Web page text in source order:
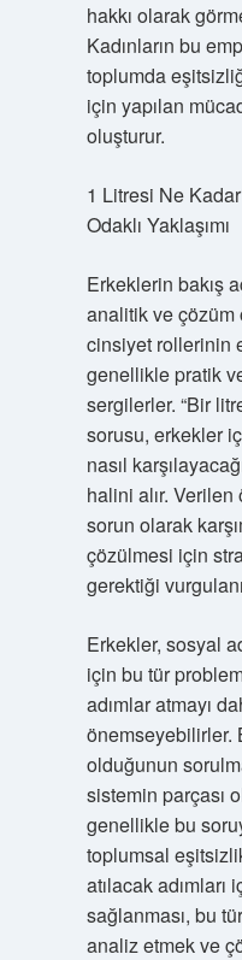
hakkı olarak
Kadınların bu
toplumda
için yapılan
oluşturur.
1 Litresi Ne
Odaklı Yaklaşımı
Erkeklerin bakış
analitik ve çözüm
cinsiyet rollerinin
genellikle pratik
sergilerler. “Bir
sorusu, erkekler
nasıl
halini alır.
sorun olarak
çözülmesi için
gerektiği
Erkekler, sosyal
için bu tür
adımlar atmayı
önemseyebilirler.
olduğunun
sistemin parçası
genellikle bu
toplumsal
atılacak
sağlanması, bu
analiz etmek ve